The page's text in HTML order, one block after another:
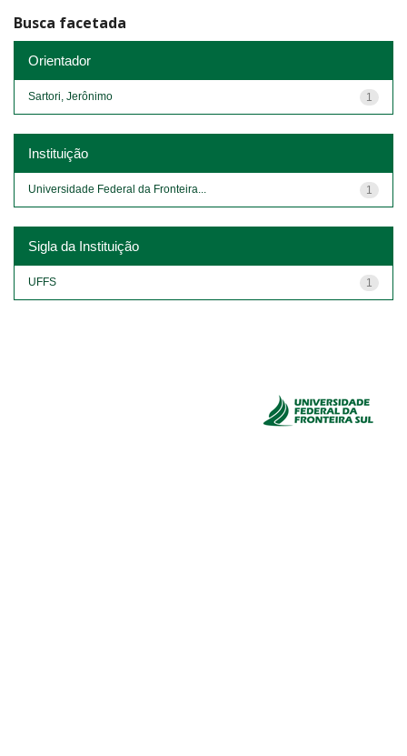
Busca facetada
Orientador
1
Sartori, Jerônimo
Instituição
1
Universidade Federal da Fronteira...
Sigla da Instituição
1
UFFS